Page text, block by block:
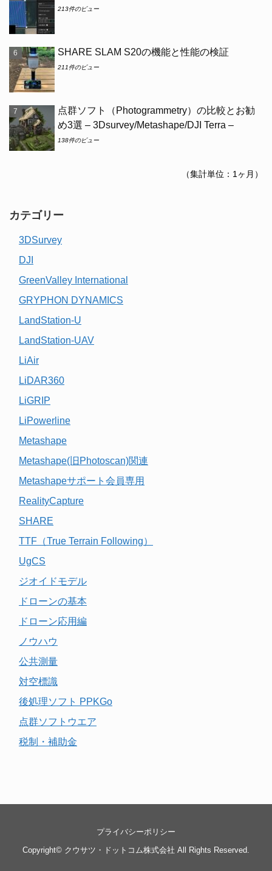
213件のビュー
SHARE SLAM S20の機能と性能の検証
211件のビュー
点群ソフト（Photogrammetry）の比較とお勧
め3選 – 3Dsurvey/Metashape/DJI Terra –
138件のビュー
（集計単位：1ヶ月）
カテゴリー
3DSurvey
DJI
GreenValley International
GRYPHON DYNAMICS
LandStation-U
LandStation-UAV
LiAir
LiDAR360
LiGRIP
LiPowerline
Metashape
Metashape(旧Photoscan)関連
Metashapeサポート会員専用
RealityCapture
SHARE
TTF（True Terrain Following）
UgCS
ジオイドモデル
ドローンの基本
ドローン応用編
ノウハウ
公共測量
対空標識
後処理ソフト PPKGo
点群ソフトウエア
税制・補助金
プライバシーポリシー
Copyright© クウサツ・ドットコム株式会社 All Rights Reserved.